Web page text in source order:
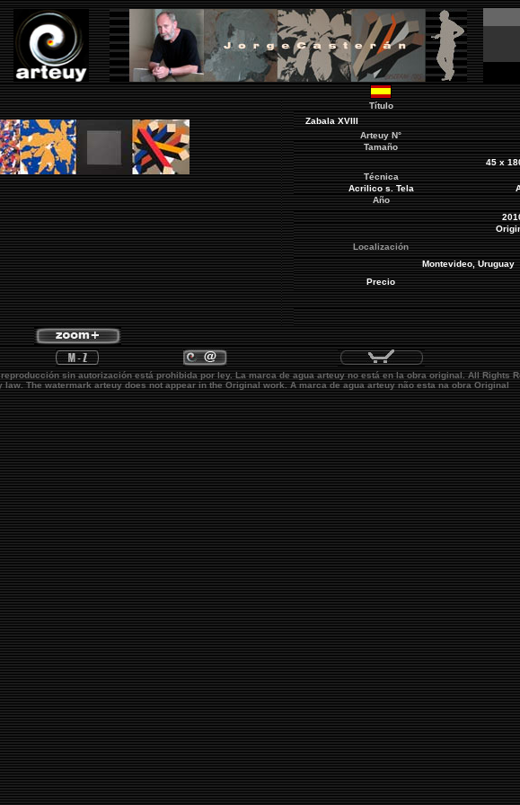
Título
Zabala XVIII
ArteuyN°
Tamaño
45 x
Técnica
Acrilico s. Tela
Año
Localización
Montevideo, Uruguay
Precio
sin autorización está prohibida por ley. La marca de aguaarteuyno está en la obra original.All Rights
law. The watermarkarteuydoes not appear in the Original work. A marca de aguaarteuynão esta na obra Original